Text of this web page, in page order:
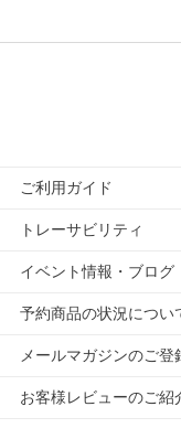
ご利用ガイド
トレーサビリティ
イベント情報・ブログ
予約商品の状況につい
メールマガジンのご登
お客様レビューのご紹